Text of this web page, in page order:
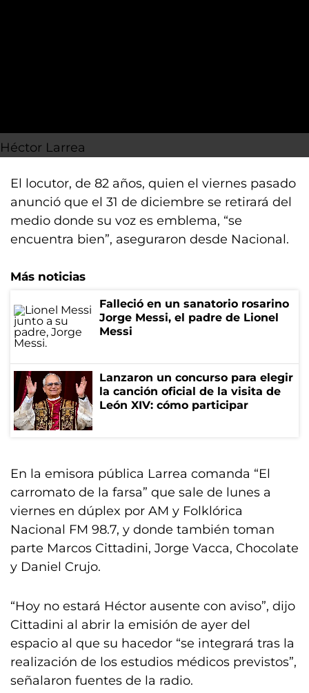
Héctor Larrea
El locutor, de 82 años, quien el viernes pasado
anunció que el 31 de diciembre se retirará del
medio donde su voz es emblema, “se
encuentra bien”, aseguraron desde Nacional.
Más noticias
Falleció en un sanatorio rosarino
Jorge Messi, el padre de Lionel
Messi
Lanzaron un concurso para elegir
la canción oficial de la visita de
León XIV: cómo participar
En la emisora pública Larrea comanda “El
carromato de la farsa” que sale de lunes a
viernes en dúplex por AM y Folklórica
Nacional FM 98.7, y donde también toman
parte Marcos Cittadini, Jorge Vacca, Chocolate
y Daniel Crujo.
“Hoy no estará Héctor ausente con aviso”, dijo
Cittadini al abrir la emisión de ayer del
espacio al que su hacedor “se integrará tras la
realización de los estudios médicos previstos”,
señalaron fuentes de la radio.